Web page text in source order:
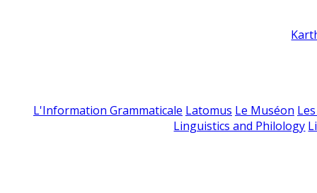
L'Information Grammaticale Latomus Le Muséon
Linguistics and Philology